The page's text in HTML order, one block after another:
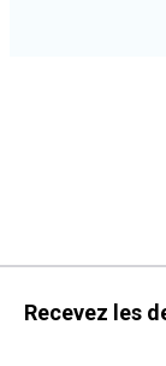
Recevez les